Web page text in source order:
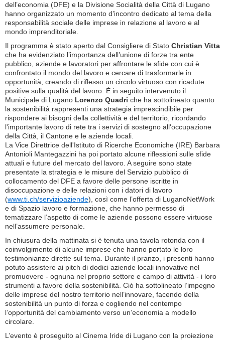
dell’economia (DFE) e la Divisione Socialità della Città di Lugano
hanno organizzato un momento d’incontro dedicato al tema della
responsabilità sociale delle imprese in relazione al lavoro e al
mondo imprenditoriale.
Il programma è stato aperto dal Consigliere di Stato Christian Vitta
che ha evidenziato l’importanza dell’unione di forze tra ente
pubblico, aziende e lavoratori per affrontare le sfide con cui è
confrontato il mondo del lavoro e cercare di trasformarle in
opportunità, creando di riflesso un circolo virtuoso con ricadute
positive sulla qualità del lavoro. È in seguito intervenuto il
Municipale di Lugano Lorenzo Quadri che ha sottolineato quanto
la sostenibilità rappresenti una strategia imprescindibile per
rispondere ai bisogni della collettività e del territorio, ricordando
l'importante lavoro di rete tra i servizi di sostegno all'occupazione
della Città, il Cantone e le aziende locali.
La Vice Direttrice dell'Istituto di Ricerche Economiche (IRE) Barbara
Antonioli Mantegazzini ha poi portato alcune riflessioni sulle sfide
attuali e future del mercato del lavoro. A seguire sono state
presentate la strategia e le misure del Servizio pubblico di
collocamento del DFE a favore delle persone iscritte in
disoccupazione e delle relazioni con i datori di lavoro
(www.ti.ch/servizioaziende), così come l’offerta di LuganoNetWork
e di Spazio lavoro e formazione, che hanno permesso di
tematizzare l’aspetto di come le aziende possono essere virtuose
nell’assumere personale.
In chiusura della mattinata si è tenuta una tavola rotonda con il
coinvolgimento di alcune imprese che hanno portato le loro
testimonianze dirette sul tema. Durante il pranzo, i presenti hanno
potuto assistere ai pitch di dodici aziende locali innovative nel
promuovere - ognuna nel proprio settore e campo di attività - i loro
strumenti a favore della sostenibilità. Ciò ha sottolineato l’impegno
delle imprese del nostro territorio nell’innovare, facendo della
sostenibilità un punto di forza e cogliendo nel contempo
l’opportunità del cambiamento verso un’economia a modello
circolare.
L’evento è proseguito al Cinema Iride di Lugano con la proiezione